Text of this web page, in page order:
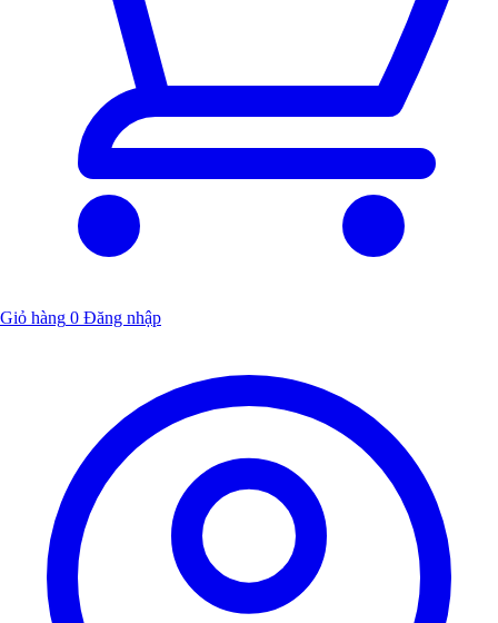
Giỏ hàng 0 Đăng nhập